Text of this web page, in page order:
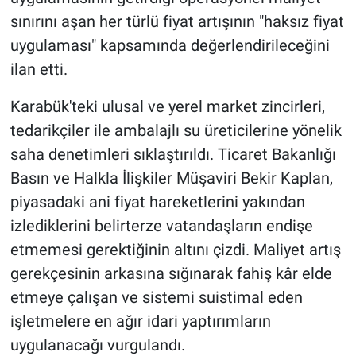
sınırını aşan her türlü fiyat artışının "haksız fiyat
uygulaması" kapsamında değerlendirileceğini
ilan etti.
Karabük'teki ulusal ve yerel market zincirleri,
tedarikçiler ile ambalajlı su üreticilerine yönelik
saha denetimleri sıklaştırıldı. Ticaret Bakanlığı
Basın ve Halkla İlişkiler Müşaviri Bekir Kaplan,
piyasadaki ani fiyat hareketlerini yakından
izlediklerini belirterze vatandaşların endişe
etmemesi gerektiğinin altını çizdi. Maliyet artış
gerekçesinin arkasına sığınarak fahiş kâr elde
etmeye çalışan ve sistemi suistimal eden
işletmelere en ağır idari yaptırımların
uygulanacağı vurgulandı.